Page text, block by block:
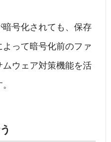
号化されても、保存
って暗号化前のファ
ウェア対策機能を活